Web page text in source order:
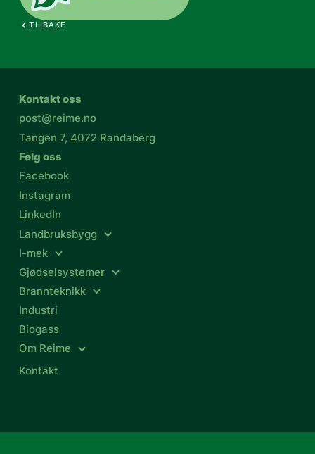
TILBAKE
Kontakt oss
post@reime.no
Tangen 7, 4072 Randaberg
Følg oss
Facebook
Instagram
LinkedIn
Landbruksbygg
I-mek
Gjødselsystemer
Brannteknikk
Industri
Biogass
Om Reime
Kontakt